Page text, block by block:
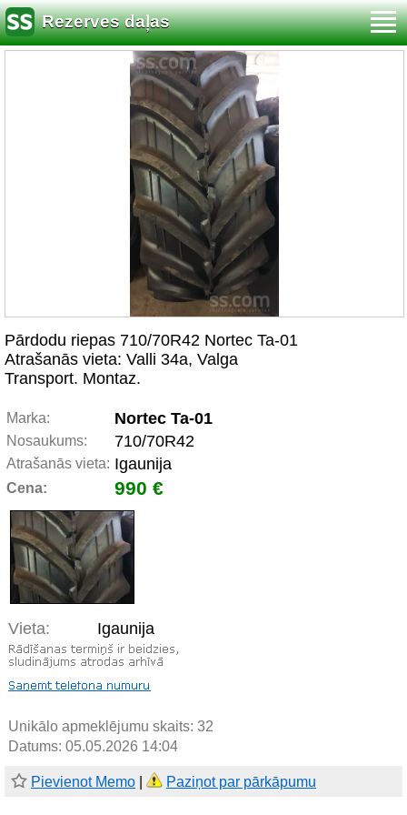
Rezerves daļas
Pārdodu riepas 710/70R42 Nortec Ta-01
Atrašanās vieta: Valli 34a, Valga
Transport. Montaz.
Marka: Nortec Ta-01
Nosaukums: 710/70R42
Atrašanās vieta: Igaunija
Cena: 990 €
Vieta: Igaunija
Unikālo apmeklējumu skaits: 32
Datums: 05.05.2026 14:04
Pievienot Memo Paziņot par pārkāpumu